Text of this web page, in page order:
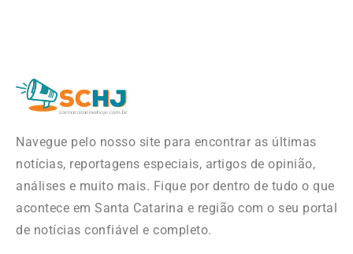
Navegue pelo nosso site para encontrar as últimas
notícias, reportagens especiais, artigos de opinião,
análises e muito mais. Fique por dentro de tudo o que
acontece em Santa Catarina e região com o seu portal
de notícias confiável e completo.